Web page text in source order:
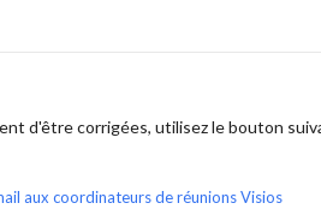
d'être corrigées, utilisez le bouton
aux coordinateurs de réunions Visios